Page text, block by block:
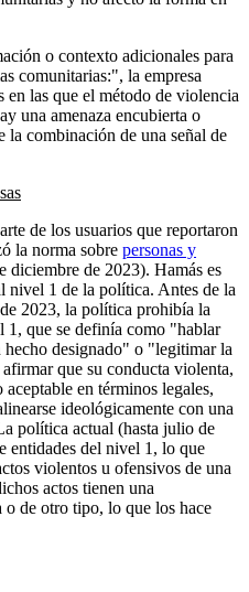
o contexto adicionales para
comunitarias:", la empresa
en las que el método de violencia
una amenaza encubierta o
la combinación de una señal de
de los usuarios que reportaron
la norma sobre personas y
diciembre de 2023). Hamás es
nivel 1 de la política. Antes de la
2023, la política prohibía la
1, que se definía como "hablar
hecho designado" o "legitimar la
que su conducta violenta,
en términos legales,
ideológicamente con una
política actual (hasta julio de
del nivel 1, lo que
violentos u ofensivos de una
actos tienen una
de otro tipo, lo que los hace